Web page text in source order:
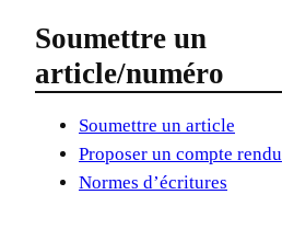
Soumettre un
article/numéro
Soumettre un article
Proposer un compte rendu
Normes d’écritures